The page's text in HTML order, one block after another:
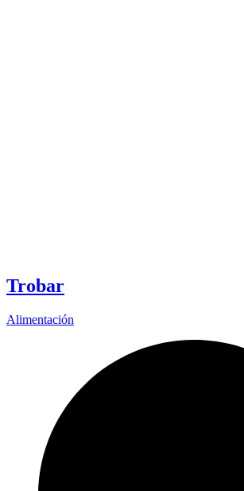
Trobar
Alimentación